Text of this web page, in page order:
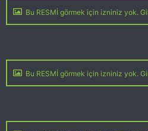
Bu RESMİ görmek için izniniz yok.
Bu RESMİ görmek için izniniz yok.